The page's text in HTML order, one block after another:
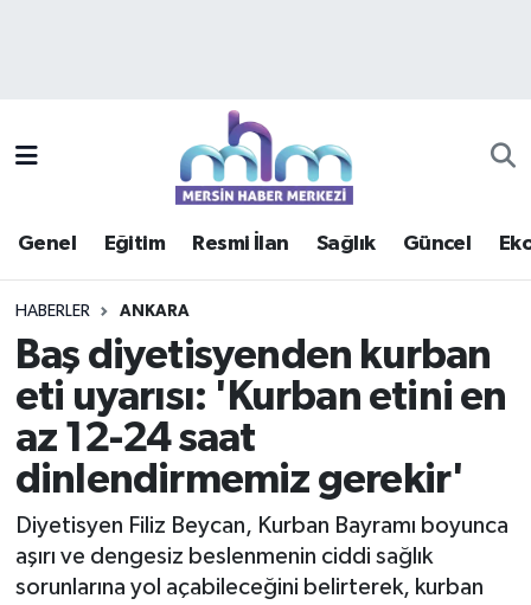
Genel Eğitim Resmi İlan Sağlık Güncel
HABERLER ANKARA
Baş diyetisyenden kurban
eti uyarısı: 'Kurban etini en
az 12-24 saat
dinlendirmemiz gerekir'
Diyetisyen Filiz Beycan, Kurban Bayramı boyunca
aşırı ve dengesiz beslenmenin ciddi sağlık
sorunlarına yol açabileceğini belirterek, kurban
Güncel
Haberde insan
Kültür - Sanat
Magazin
Mersin Trafik Yoğunluk Haritası
Süper Lig Puan Durumu ve Fikstür
Haber Arşivi